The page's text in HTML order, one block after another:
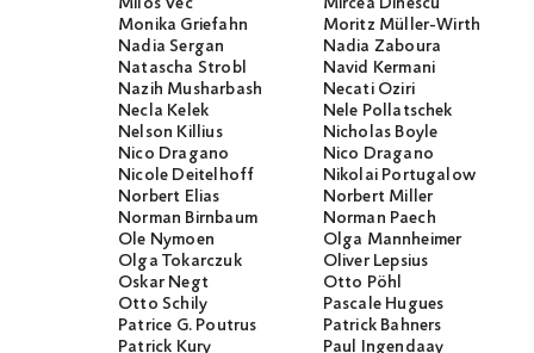
Monika Griefahn
Moritz Müller-Wirth
Nadia Sergan
Nadia Zaboura
Natascha Strobl
Navid Kermani
Nazih Musharbash
Necati Öziri
Necla Kelek
Nele Pollatschek
Nelson Killius
Nicholas Boyle
Nico Dragano
Nico Dragano
Nicole Deitelhoff
Nikolai Portugalow
Norbert Elias
Norbert Miller
Norman Birnbaum
Norman Paech
Ole Nymoen
Olga Mannheimer
Olga Tokarczuk
Oliver Lepsius
Oskar Negt
Otto Pöhl
Otto Schily
Pascale Hugues
Patrice G. Poutrus
Patrick Bahners
Patrick Kury
Paul Ingendaay